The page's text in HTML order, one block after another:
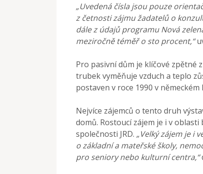
„Uvedená čísla jsou pouze
z četnosti zájmu žadatelů o
dále z údajů programu Nová
meziročně téměř o sto procent,“
Pro pasivní dům je klíčové zpětné
trubek vyměňuje vzduch a teplo
postaven v roce 1990 v
Nejvíce zájemců o tento druh
domů. Rostoucí zájem je i v
společnosti JRD. „Velký zájem je i
o základní a mateřské školy,
pro seniory nebo kulturní centra,“